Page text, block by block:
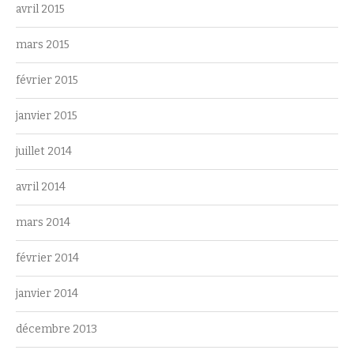
avril 2015
mars 2015
février 2015
janvier 2015
juillet 2014
avril 2014
mars 2014
février 2014
janvier 2014
décembre 2013